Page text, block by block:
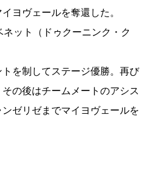
ヨヴェールを奪還した。
ット（ドゥクーニンク・ク
を制してステージ優勝。再び
の後はチームメートのアシス
ゼリゼまでマイヨヴェールを